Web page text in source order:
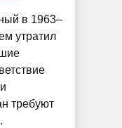
в 1963–
утратил
требуют